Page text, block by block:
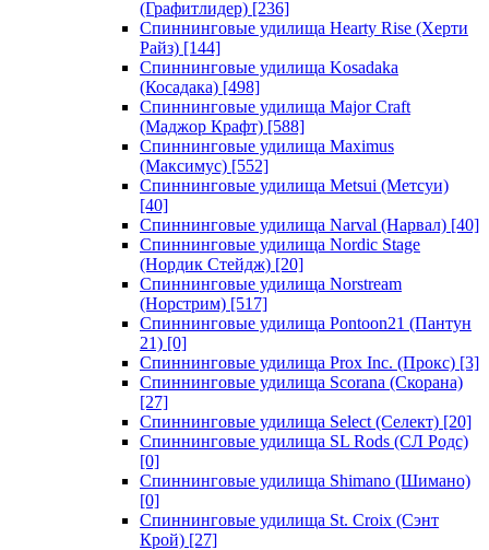
(Графитлидер) [236]
Спиннинговые удилища Hearty Rise (Херти
Райз) [144]
Спиннинговые удилища Kosadaka
(Косадака) [498]
Спиннинговые удилища Major Craft
(Маджор Крафт) [588]
Спиннинговые удилища Maximus
(Максимус) [552]
Спиннинговые удилища Metsui (Метсуи)
[40]
Спиннинговые удилища Narval (Нарвал) [40]
Спиннинговые удилища Nordic Stage
(Нордик Стейдж) [20]
Спиннинговые удилища Norstream
(Норстрим) [517]
Спиннинговые удилища Pontoon21 (Пантун
21) [0]
Спиннинговые удилища Prox Inc. (Прокс) [3]
Спиннинговые удилища Scorana (Скорана)
[27]
Спиннинговые удилища Select (Селект) [20]
Спиннинговые удилища SL Rods (СЛ Родс)
[0]
Спиннинговые удилища Shimano (Шимано)
[0]
Спиннинговые удилища St. Croix (Сэнт
Крой) [27]